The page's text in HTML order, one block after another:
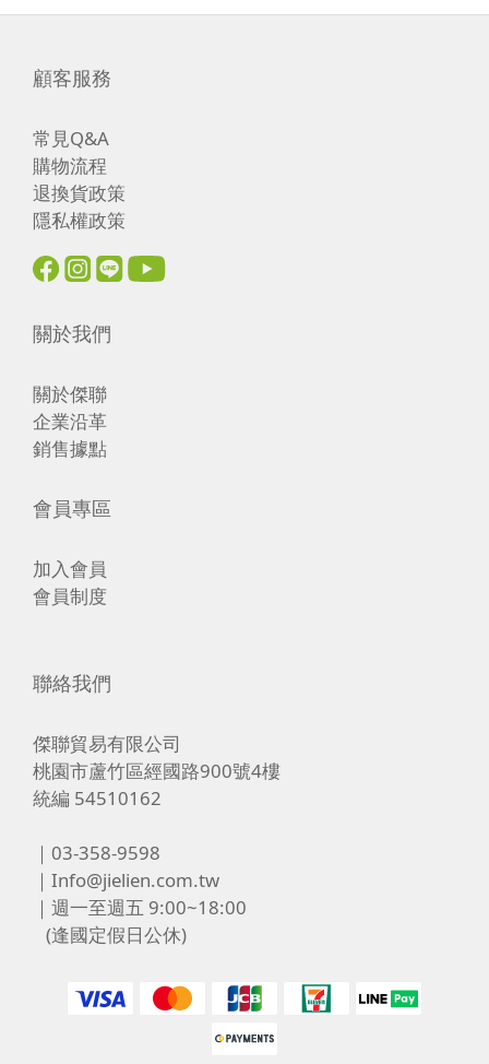
顧客服務
常見Q&A
購物流程
退換貨政策
隱私權政策
關於我們
關於傑聯
企業沿革
銷售據點
會員專區
加入會員
會員制度
聯絡我們
傑聯貿易有限公司
桃園市蘆竹區經國路900號4樓
統編 54510162
｜03-358-9598
｜Info@jielien.com.tw
｜週一至週五 9:00~18:00
(逢國定假日公休)